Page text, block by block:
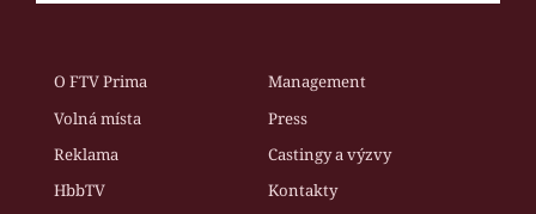
O FTV Prima
Management
Volná místa
Press
Reklama
Castingy a výzvy
HbbTV
Kontakty